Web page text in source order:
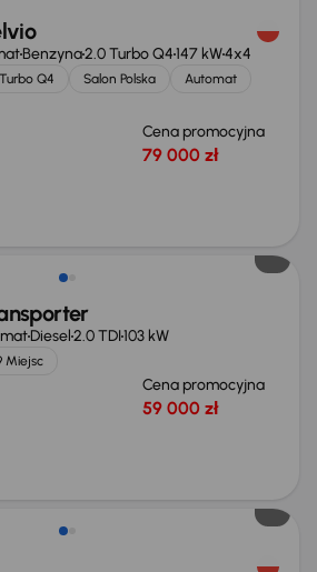
Benzyna2.0 Turbo Q4147 kW4x4
Q4 Salon Polska
Automat
Cena promocyjna
79 000 zł
Diesel2.0 TDI103 kW
Miejsc
Cena promocyjna
59 000 zł
VAT